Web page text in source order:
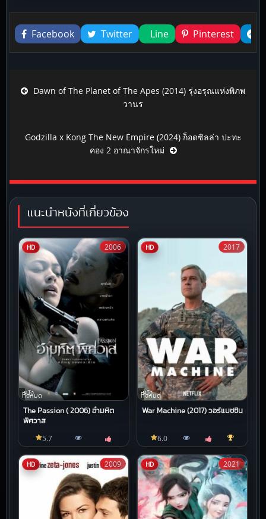
Liked this
Facebook
Twitter Line Pinterest
Post navigation
Dawn of The Planet of The Apes (2014) รุ่งอรุณแห่งพิภพ
วานร
Godzilla x Kong The New Empire (2024) ก็อดซิลล่า ปะทะ
คอง 2 อาณาจักรใหม่
แนะนำหนังที่เกี่ยวข้อง
HD
หนัง
ทั้งหมด
The Passion ( 2006) อํามหิต
พิศวาส
2006
5.7
HD
หนัง
ทั้งหมด
War Machine (2017) วอร์แมชชีน
2017
6.0
HD 2009 HD 2021